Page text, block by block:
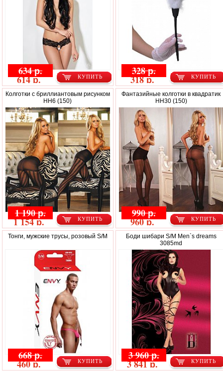
КУПИТЬ
634 р.
614 р. КУПИТЬ
328 р.
318 р.
Колготки с бриллиантовым рисунком
HH6 (150)
КУПИТЬ
1 190 р.
1 154 р.
Фантазийные колготки в квадратик
HH30 (150)
КУПИТЬ
990 р.
960 р.
Тонги, мужские трусы, розовый S/M
КУПИТЬ
668 р.
460 р.
Боди шибари S/M Men`s dreams
3085md
КУПИТЬ
3 960 р.
3 841 р.